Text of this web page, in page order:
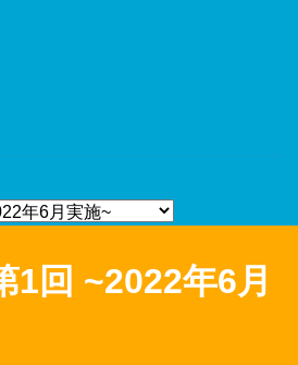
1回 ~2022年6月